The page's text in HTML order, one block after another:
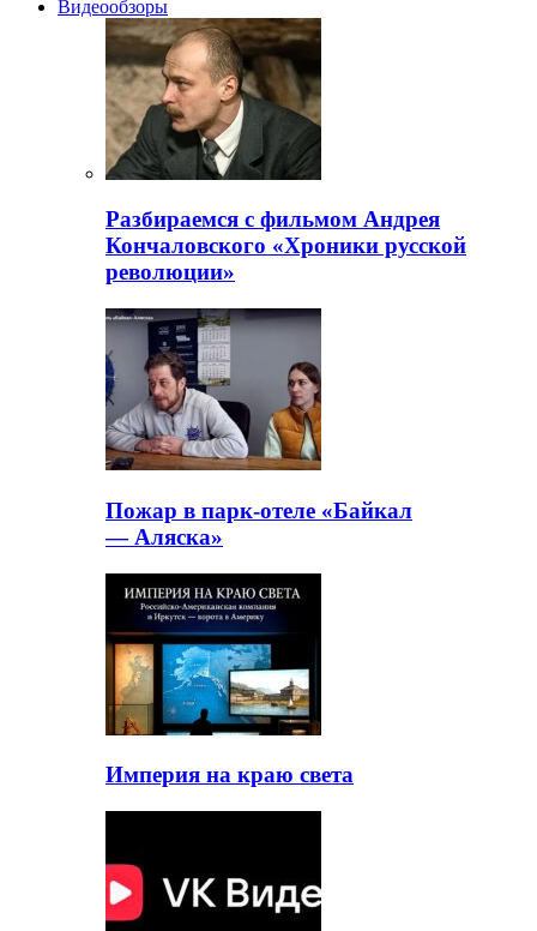
Видеообзоры
Разбираемся с фильмом Андрея
Кончаловского «Хроники русской
революции»
Пожар в парк-отеле «Байкал
— Аляска»
Империя на краю света